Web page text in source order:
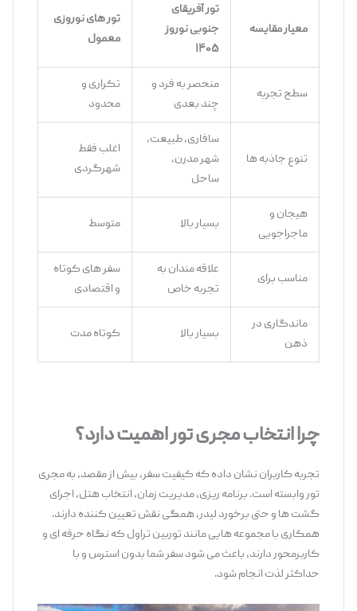
معیار مقایسه
تور آفریقای
جنوبی نوروز
تور های نوروزی
معمول
سطح تجربه
منحصر به ‌فرد و
چند بعدی
تکراری و
محدود
تنوع جاذبه‌ ها
سافاری، طبیعت،
شهر مدرن،
اغلب فقط
شهرگردی
هیجان و
ماجراجویی
بسیار بالا متوسط
مناسب برای
علاقه‌ مندان به
تجربه خاص
سفر های کوتاه
و اقتصادی
ماندگاری در
بسیار بالا کوتاه‌ مدت
چرا انتخاب مجری تور اهمیت دارد؟
تجربه کاربران نشان داده که کیفیت سفر، بیش از مقصد، به مجری
تور وابسته است. برنامه ‌ریزی، مدیریت زمان، انتخاب هتل، اجرای
گشت‌ ها و حتی برخورد لیدر، همگی نقش تعیین ‌کننده دارند.
همکاری با مجموعه‌ هایی مانند توربین تراول که نگاه حرفه ‌ای و
کاربرمحور دارند، باعث می ‌شود سفر شما بدون استرس و با
حداکثر لذت انجام شود.